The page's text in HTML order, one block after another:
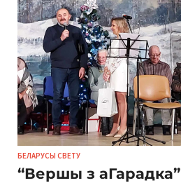
БЕЛАРУСЫ СВЕТУ
“Вершы з аГарадка”